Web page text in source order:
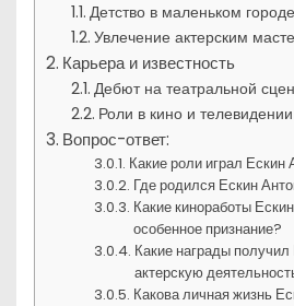
Детство в маленьком городе
Увлечение актерским
Карьера и известность
Дебют на театральной
Роли в кино и телевидении
Вопрос-ответ:
Какие роли играл Ескин
Где родился Ескин
Какие киноработы
особенное признание?
Какие награды
актерскую
Какова личная жизнь